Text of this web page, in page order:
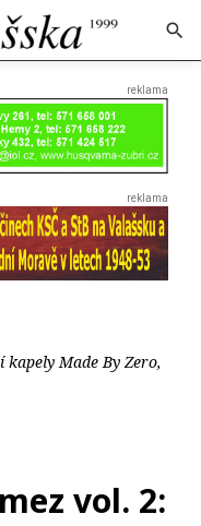
Made By Zero,
vol. 2: